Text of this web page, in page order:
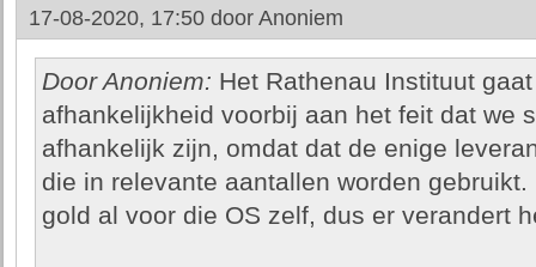
17-08-2020, 17:50 door Anoniem
Door Anoniem: Het Rathenau Instituut
afhankelijkheid voorbij aan het feit dat we
afhankelijk zijn, omdat dat de enige
die in relevante aantallen worden
gold al voor die OS zelf, dus er verandert